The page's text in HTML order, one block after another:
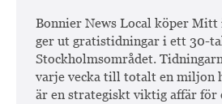
Bonnier News Local köper Mitt
ger ut gratistidningar i ett 30-
Stockholmsområdet.
varje vecka till totalt en miljon
är en strategiskt viktig affär för